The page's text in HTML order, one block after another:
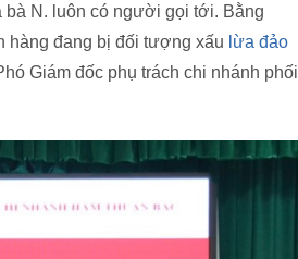
bà N. luôn có người gọi tới. Bằng
hàng đang bị đối tượng xấu lừa đảo
Giám đốc phụ trách chi nhánh phối